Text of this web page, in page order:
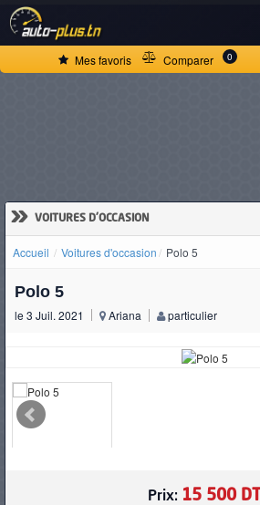
Mes favoris Comparer 0
» VOITURES D'OCCASION
Accueil Voitures d'occasion Polo 5
Polo 5
le 3 Juil. 2021 Ariana particulier
Prix: 15 500 DT
ACCUEIL
D'OCCASION